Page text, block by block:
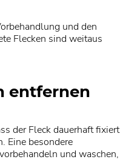
und den
Flecken sind weitaus
entfernen
der Fleck dauerhaft fixiert
Eine besondere
und waschen,